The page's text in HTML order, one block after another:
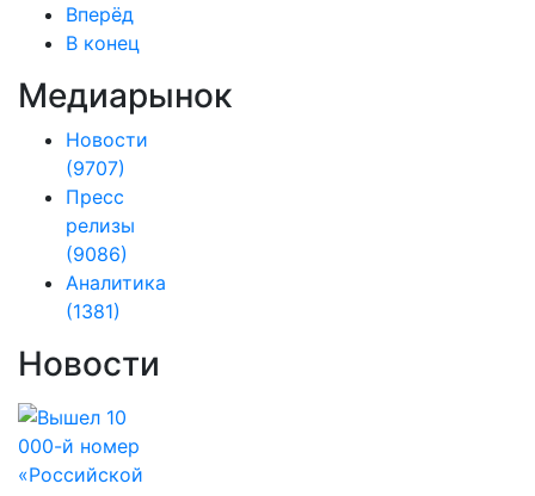
Вперёд
В конец
Медиарынок
Новости
(9707)
Пресс
релизы
(9086)
Аналитика
(1381)
Новости